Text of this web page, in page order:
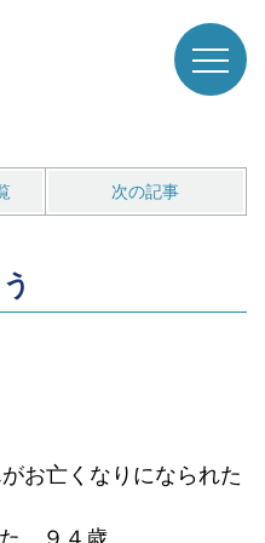
次の記事
お亡くなりになられた
。９４歳。